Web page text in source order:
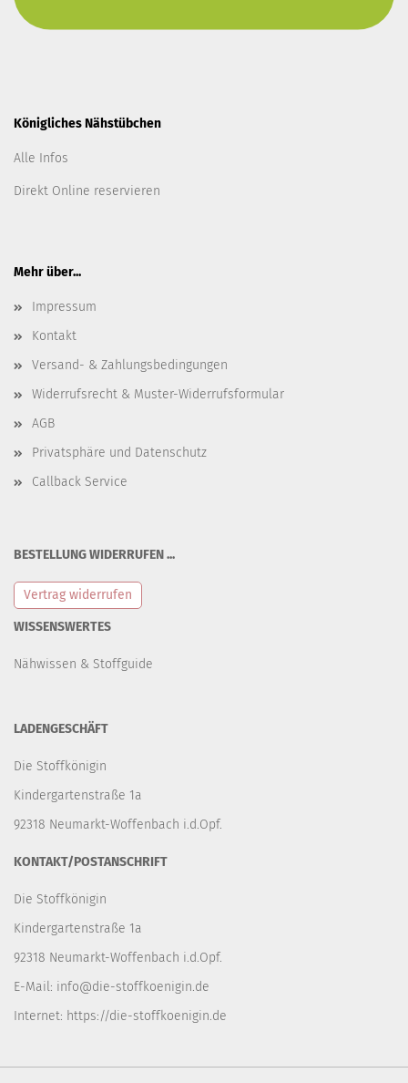
Königliches Nähstübchen
Alle Infos
Direkt Online reservieren
Mehr über...
Impressum
Kontakt
Versand- & Zahlungsbedingungen
Widerrufsrecht & Muster-Widerrufsformular
AGB
Privatsphäre und Datenschutz
Callback Service
BESTELLUNG WIDERRUFEN ...
Vertrag widerrufen
WISSENSWERTES
Nähwissen & Stoffguide
LADENGESCHÄFT
Die Stoffkönigin
Kindergartenstraße 1a
92318 Neumarkt-Woffenbach i.d.Opf.
KONTAKT/POSTANSCHRIFT
Die Stoffkönigin
Kindergartenstraße 1a
92318 Neumarkt-Woffenbach i.d.Opf.
E-Mail: info@die-stoffkoenigin.de
Internet: https://die-stoffkoenigin.de